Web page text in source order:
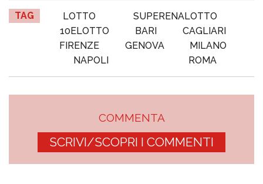
TAG LOTTO
SUPERENALOTTO
10ELOTTO
BARI
CAGLIARI
FIRENZE
GENOVA
MILANO
NAPOLI
ROMA
COMMENTA
SCRIVI/SCOPRI I COMMENTI